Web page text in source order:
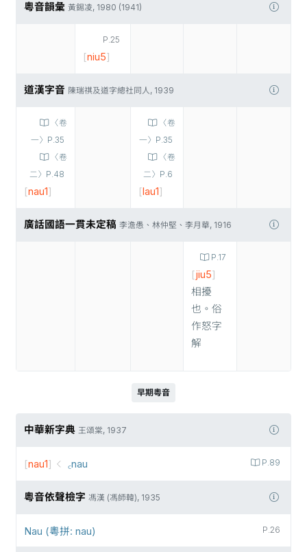
粵音韻彙 黃錫凌, 1980 (1941)
P.25
[niu5]
道漢字音 陳瑞祺及道字總社同人, 1939
〈卷
一〉P.35
〈卷
二〉P.48
[nau1]
〈卷
一〉P.35
〈卷
二〉P.6
[lau1]
廣話國語一貫未定稿 李澹愚、林仲堅、李月華, 1916
P.17
[jiu5]
相擾
也。俗
作怒字
解
早期粵音
中華新字典 王頌棠, 1937
P.89
[nau1] ꜀nau
粵音依聲檢字 馮漢 (馮師韓), 1935
P.26
Nau (粵拼: nau)